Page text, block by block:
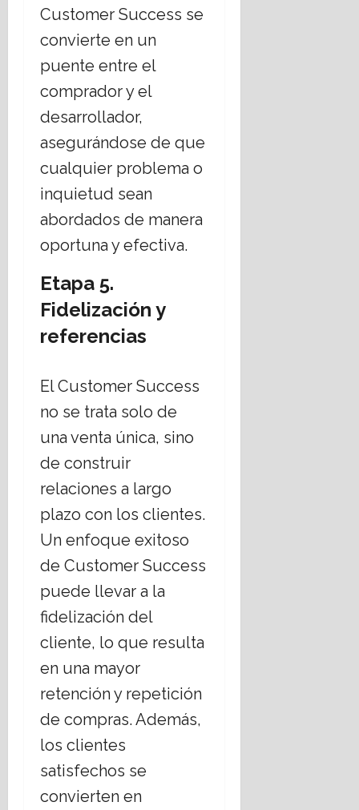
Customer Success se
convierte en un
puente entre el
comprador y el
desarrollador,
asegurándose de que
cualquier problema o
inquietud sean
abordados de manera
oportuna y efectiva.
Etapa 5.
Fidelización y
referencias
El Customer Success
no se trata solo de
una venta única, sino
de construir
relaciones a largo
plazo con los clientes.
Un enfoque exitoso
de Customer Success
puede llevar a la
fidelización del
cliente, lo que resulta
en una mayor
retención y repetición
de compras. Además,
los clientes
satisfechos se
convierten en